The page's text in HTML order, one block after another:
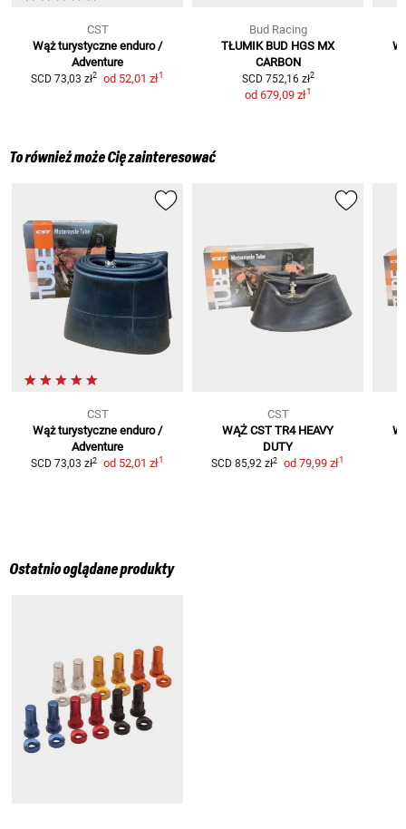
CST
Wąż turystyczne enduro /
Adventure
SCD 73,03 zł2 od 52,01 zł1
Bud Racing
TŁUMIK BUD HGS MX
CARBON
SCD 752,16 zł2
od 679,09 zł1
To również może Cię zainteresować
CST
Wąż turystyczne enduro /
Adventure
SCD 73,03 zł2 od 52,01 zł1
CST
WĄŻ CST TR4 HEAVY
DUTY
SCD 85,92 zł2 od 79,99 zł1
Ostatnio oglądane produkty